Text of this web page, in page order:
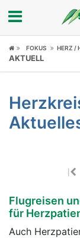
Fokus
Symptome
Ratgeber
Rubriken
FOKUS HERZ /
AKTUELL
Flugreisen
für
Auch